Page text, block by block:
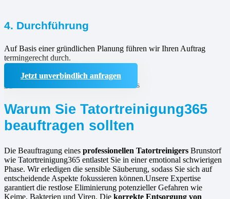
4. Durchführung
Auf Basis einer gründlichen Planung führen wir Ihren Auftrag
termingerecht durch.
Jetzt unverbindlich anfragen
Warum Sie Tatortreinigung365
beauftragen sollten
Die Beauftragung eines professionellen Tatortreinigers Brunstorf
wie Tatortreinigung365 entlastet Sie in einer emotional schwierigen
Phase. Wir erledigen die sensible Säuberung, sodass Sie sich auf
entscheidende Aspekte fokussieren können.Unsere Expertise
garantiert die restlose Eliminierung potenzieller Gefahren wie
Keime, Bakterien und Viren. Die korrekte Entsorgung von